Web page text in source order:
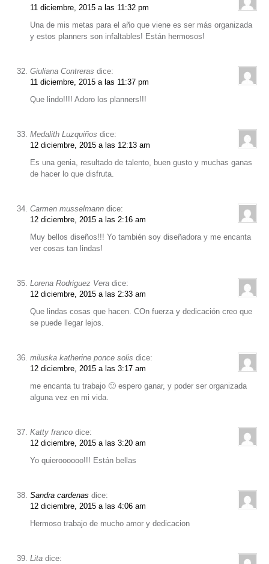
11 diciembre, 2015 a las 11:32 pm
Una de mis metas para el año que viene es ser más organizada
y estos planners son infaltables! Están hermosos!
Giuliana Contreras dice:
11 diciembre, 2015 a las 11:37 pm
Que lindo!!!! Adoro los planners!!!
Medalith Luzquiños dice:
12 diciembre, 2015 a las 12:13 am
Es una genia, resultado de talento, buen gusto y muchas ganas
de hacer lo que disfruta.
Carmen musselmann dice:
12 diciembre, 2015 a las 2:16 am
Muy bellos diseños!!! Yo también soy diseñadora y me encanta
ver cosas tan lindas!
Lorena Rodriguez Vera dice:
12 diciembre, 2015 a las 2:33 am
Que lindas cosas que hacen. COn fuerza y dedicación creo que
se puede llegar lejos.
miluska katherine ponce solis dice:
12 diciembre, 2015 a las 3:17 am
me encanta tu trabajo 🙂 espero ganar, y poder ser organizada
alguna vez en mi vida.
Katty franco dice:
12 diciembre, 2015 a las 3:20 am
Yo quieroooooo!!! Están bellas
Sandra cardenas dice:
12 diciembre, 2015 a las 4:06 am
Hermoso trabajo de mucho amor y dedicacion
Lita dice: